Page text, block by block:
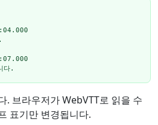
다.
. 브라우저가 WebVTT로 읽을 수
표기만 변경됩니다.